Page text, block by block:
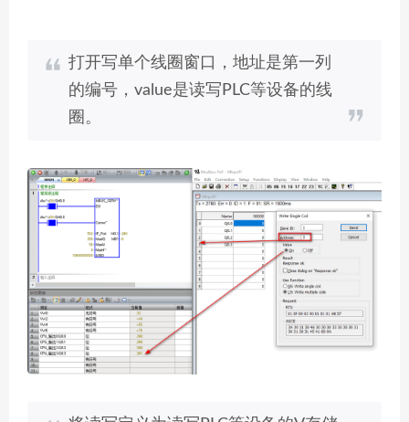
打开写单个线圈窗口，地址是第一列
的编号，value是读写PLC等设备的线
圈。